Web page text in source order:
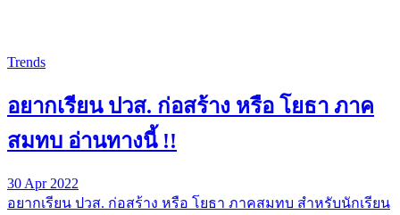
Trends
อยากเรียน ปวส. ก่อสร้าง หรือ โยธา ภาค
สมทบ อ่านทางนี้ !!
30 Apr 2022
อยากเรียน ปวส. ก่อสร้าง หรือ โยธา ภาคสมทบ สำหรับนักเรียน